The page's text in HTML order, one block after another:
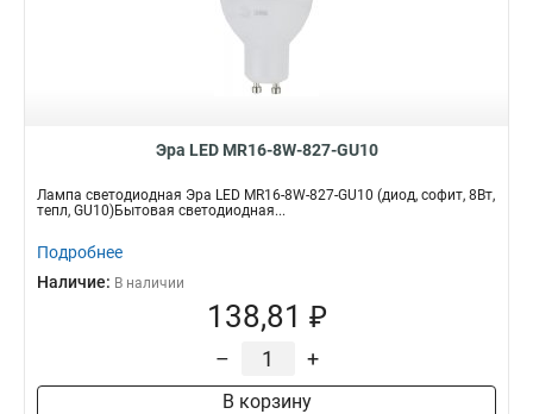
Эра LED MR16-8W-827-GU10
Лампа светодиодная Эра LED MR16-8W-827-GU10 (диод, софит, 8Вт,
тепл, GU10)Бытовая светодиодная...
Подробнее
Наличие: В наличии
138,81 ₽
– +
В корзину